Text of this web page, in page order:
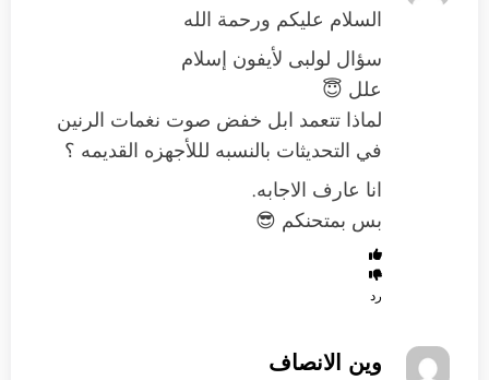
السلام عليكم ورحمة الله
سؤال لولبى لأيفون إسلام
علل 😇
لماذا تتعمد ابل خفض صوت نغمات الرنين
في التحديثات بالنسبه لللأجهزه القديمه ؟
انا عارف الاجابه.
بس بمتحنكم 😎
رد
وين الانصاف